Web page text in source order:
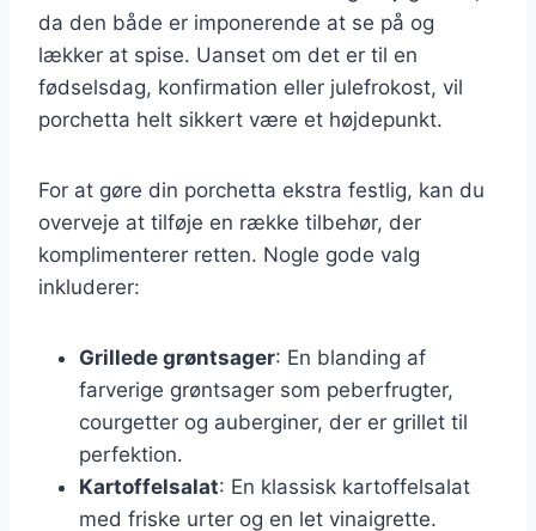
da den både er imponerende at se på og
lækker at spise. Uanset om det er til en
fødselsdag, konfirmation eller julefrokost, vil
porchetta helt sikkert være et højdepunkt.
For at gøre din porchetta ekstra festlig, kan du
overveje at tilføje en række tilbehør, der
komplimenterer retten. Nogle gode valg
inkluderer:
Grillede grøntsager: En blanding af
farverige grøntsager som peberfrugter,
courgetter og auberginer, der er grillet til
perfektion.
Kartoffelsalat: En klassisk kartoffelsalat
med friske urter og en let vinaigrette.